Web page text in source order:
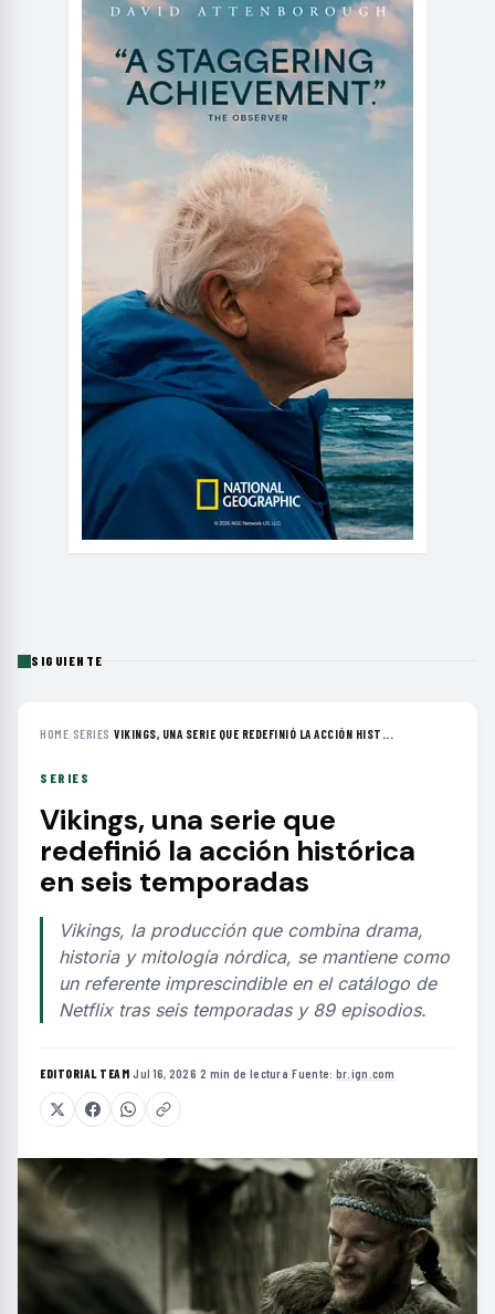
SIGUIENTE
HOME› SERIES ›VIKINGS, UNA SERIE QUE REDEFINIÓ LA ACCIÓN HIST...
SERIES
Vikings, una serie que
redefinió la acción histórica
en seis temporadas
Vikings, la producción que combina drama,
historia y mitología nórdica, se mantiene como
un referente imprescindible en el catálogo de
Netflix tras seis temporadas y 89 episodios.
EDITORIAL TEAM·Jul 16, 2026·2 min de lectura·Fuente: br.ign.com